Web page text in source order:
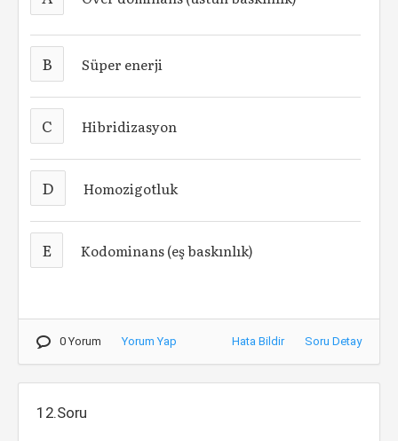
B Süper enerji
C Hibridizasyon
D Homozigotluk
E Kodominans (eş baskınlık)
0 Yorum Yorum Yap Hata Bildir Soru Detay
12.Soru